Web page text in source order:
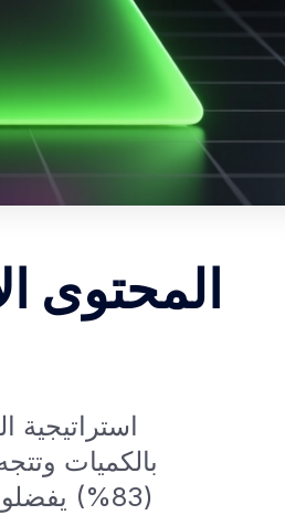
المحتوى
بالكميات
(83%)